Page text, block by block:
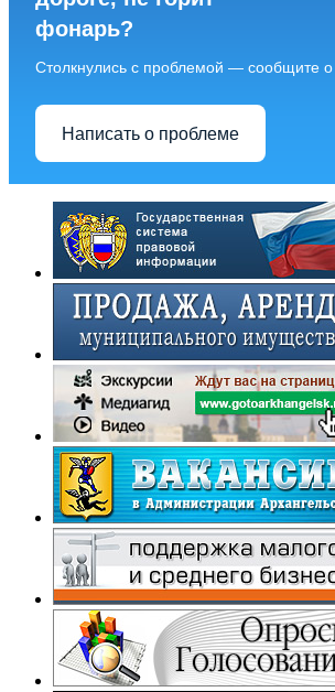
фонарь?
Столкнулись с проблемой — сообщите о
Написать о проблеме